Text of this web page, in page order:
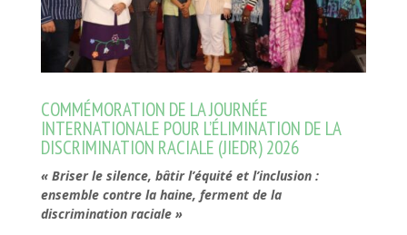
COMMÉMORATION DE LA JOURNÉE
INTERNATIONALE POUR L’ÉLIMINATION DE LA
DISCRIMINATION RACIALE (JIEDR) 2026
« Briser le silence, bâtir l’équité et l’inclusion :
ensemble contre la haine, ferment de la
discrimination raciale »